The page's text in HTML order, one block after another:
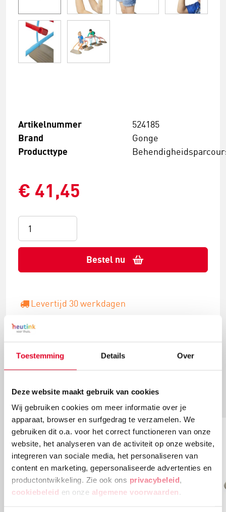
Toestemming Details Over
Deze website maakt gebruik van cookies
Wij gebruiken cookies om meer informatie over je
apparaat, browser en surfgedrag te verzamelen. We
gebruiken dit o.a. voor het correct functioneren van onze
website, het analyseren van de activiteit op onze website,
integreren van sociale media, het personaliseren van
content en marketing, gepersonaliseerde advertenties en
productontwikkeling. Zie ook ons privacybeleid,
cookiebeleid en onze algemene voorwaarden .
Artikelnummer 524185
Brand Gonge
Producttype
€ 41,45
Bestel nu
Levertijd 30 werkdagen
retourkosten.
Meer artikelen